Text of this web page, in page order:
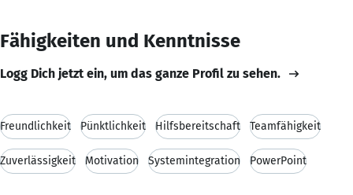
Fähigkeiten und Kenntnisse
Logg Dich jetzt ein, um das ganze Profil zu sehen.
Freundlichkeit Pünktlichkeit Hilfsbereitschaft Teamfähigkeit
Zuverlässigkeit Motivation Systemintegration PowerPoint